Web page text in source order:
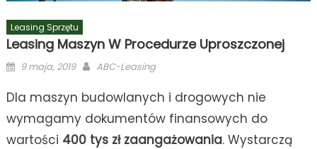
Leasing Sprzętu
Leasing Maszyn W Procedurze Uproszczonej
Posted
9 maja, 2019 Author
ABC-Leasing
Dla maszyn budowlanych i drogowych nie
wymagamy dokumentów finansowych do
wartości 400 tys zł zaangażowania. Wystarczą